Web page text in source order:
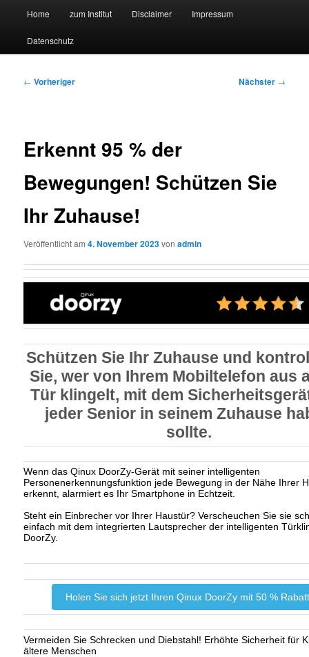
Suchmaschine Forschung und
Technologie
Zum
primären
Zum
sekundären
Home zum Institut Disclaimer Impressum
Datenschutz
Beitragsnavigation
← Vorheriger Nächster →
Erkennt 95 % der
Bewegungen! Schützen Sie
Ihr Zuhause!
Veröffentlicht am4. November 2023vonadmin
Schützen Sie Ihr Zuhause und
Sie, wer von Ihrem Mobiltelefon aus
Tür klingelt, mit dem
jeder Senior in seinem Zuhause
sollte.
Wenn das Qinux DoorZy-Gerät mit seiner intelligenten
Personenerkennungsfunktion jede Bewegung in der Nähe Ihrer
erkennt, alarmiert es Ihr Smartphone in Echtzeit.
Steht ein Einbrecher vor Ihrer Haustür? Verscheuchen Sie sie
einfach mit dem integrierten Lautsprecher der intelligenten
DoorZy.
Holen Sie sich jetzt Ihren Qinux DoorZy mit 50 %
Vermeiden Sie Schrecken und Diebstahl! Erhöhte Sicherheit für
ältere Menschen